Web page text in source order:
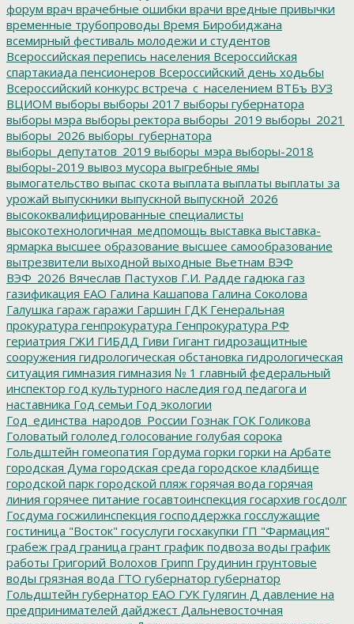
форум врач врачебные ошибки врачи вредные привычки
временные трубопроводы Время Биробиджана
всемирный фестиваль молодежи и студентов
Всероссийская перепись населения Всероссийская
спартакиада пенсионеров Всероссийский день ходьбы
Всероссийский конкурс встреча_с_населением ВТБъ ВУЗ
ВЦИОМ выборы выборы 2017 выборы губернатора
выборы мэра выборы ректора выборы_2019 выборы_2021
выборы_2026 выборы_губернатора
выборы_депутатов_2019 выборы_мэра выборы-2018
выборы-2019 вывоз мусора выгребные ямы
вымогательство выпас скота выплата выплаты выплаты за
урожай выпускники выпускной выпускной_2026
высококвалифицированные специалисты
высокотехнологичная_медпомощь выставка выставка-
ярмарка высшее образование высшее самообразование
вытрезвители выходной выходные Вьетнам ВЭФ
ВЭФ_2026 Вячеслав Пастухов Г.И. Радде гадюка газ
газификация ЕАО Галина Кашапова Галина Соколова
Галушка гараж гаражи Гаршин ГДК Генеральная
прокуратура генпрокуратура Генпрокуратура РФ
гериатрия ГЖИ ГИБДД Гиви Гигант гидрозащитные
сооружения гидрологическая обстановка гидрологическая
ситуация гимназия гимназия № 1 главный федеральный
инспектор год культурного наследия год педагога и
наставника Год семьи Год экологии
Год_единства_народов_России Гознак ГОК Голикова
Головатый гололед голосование голубая сорока
Гольдштейн гомеопатия Гордума горки горки на Арбате
городская Дума городская среда городское кладбище
городской парк городской пляж горячая вода горячая
линия горячее питание госавтоинспекция госархив госдолг
Госдума госжилинспекция господдержка госслужащие
гостиница "Восток" госуслуги госхакупки ГП "Фармация"
грабеж град граница грант график подвоза воды график
работы Григорий Волохов Грипп Грудинин грунтовые
воды грязная вода ГТО губернатор губернатор
Гольдштейн губернатор ЕАО ГУК Гулягин Д давление на
предпринимателей дайджест Дальневосточная